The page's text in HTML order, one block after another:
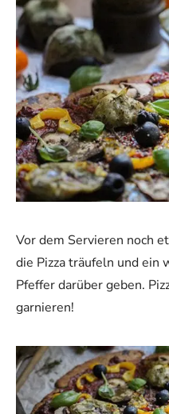
Vor dem Servieren noch
die Pizza träufeln und ein
Pfeffer darüber geben.
garnieren!